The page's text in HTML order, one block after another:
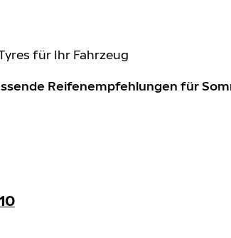
für Ihr Fahrzeug
Reifenempfehlungen für